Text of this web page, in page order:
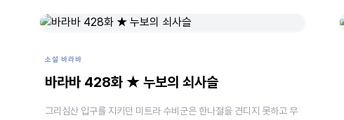
소설 바라바
바라바 428화 ★ 누보의 쇠사슬
그리심산 입구를 지키던 미트라 수비군은 한나절을 견디지 못하고 무